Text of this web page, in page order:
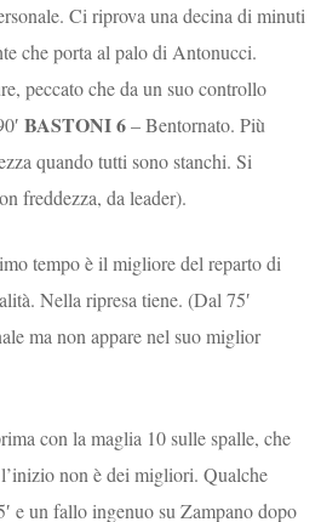
Ci riprova una decina di minuti
che porta al palo di Antonucci.
peccato che da un suo controllo
BASTONI 6– Bentornato. Più
quando tutti sono stanchi. Si
freddezza, da leader).
tempo è il migliore del reparto di
Nella ripresa tiene. (Dal 75′
ma non appare nel suo miglior
con la maglia 10 sulle spalle, che
non è dei migliori. Qualche
e un fallo ingenuo su Zampano dopo